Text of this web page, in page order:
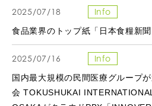
2025/07/18 Info
食品業界のトップ紙「日本食糧新
2025/07/16 Info
国内最大規模の民間医療グループ
会 TOKUSHUKAI